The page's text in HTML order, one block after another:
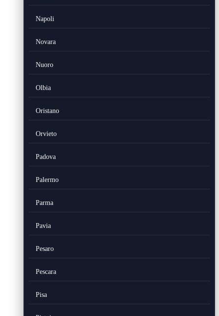
Napoli
Novara
Nuoro
Olbia
Oristano
Orvieto
Padova
Palermo
Parma
Pavia
Pesaro
Pescara
Pisa